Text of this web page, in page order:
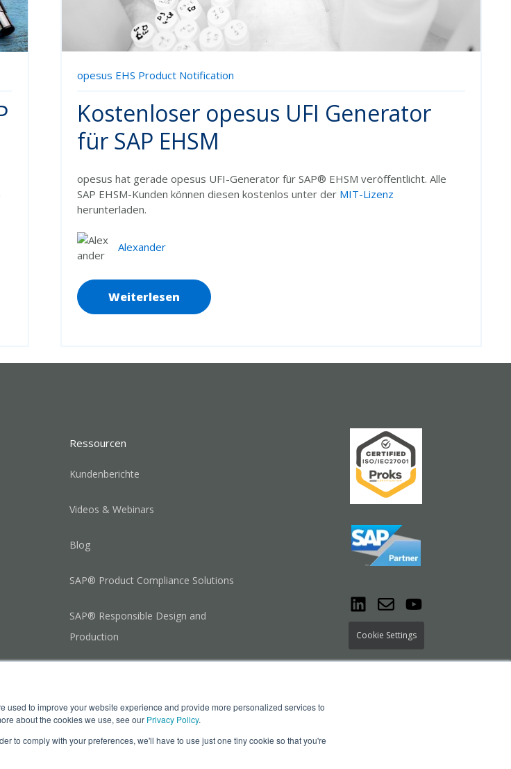
used to improve your website experience and provide more personalized services to
about the cookies we use, see our Privacy Policy.
to comply with your preferences, we'll have to use just one tiny cookie so that you're
opesus EHS Product Notification
Kostenloser opesus UFI Generator
für SAP EHSM
opesus hat gerade opesus UFI-Generator für SAP® EHSM veröffentlicht. Alle
SAP EHSM-Kunden können diesen kostenlos unter der MIT-Lizenz
herunterladen.
Alexander
Weiterlesen
Ressourcen
Kundenberichte
Videos & Webinars
Blog
SAP® Product Compliance Solutions
SAP® Responsible Design and
Production
Cookie Settings